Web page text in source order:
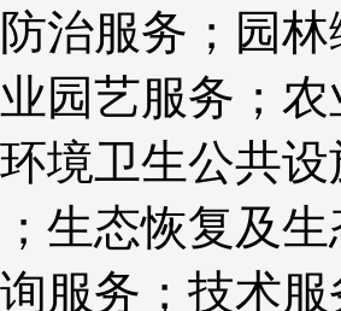
治服务；园
园艺服务；
境卫生公共
生态恢复及
服务；技术